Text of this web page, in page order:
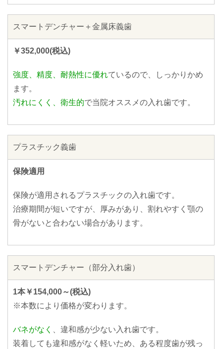
スマートデンチャー＋金属床義歯
￥352,000(税込)
強度、精度、耐熱性に優れているので、しっかりかめ
ます。
汚れにくく、衛生的で当院オススメの入れ歯です。
プラスチック義歯
保険適用
保険が適用されるプラスチックの入れ歯です。
治療期間が短いですが、厚みがあり、割れやすく顎の
骨がないと合わない場合があります。
スマートデンチャー（部分入れ歯）
1本￥154,000～(税込)
※本数により価格が変わります。
バネがなく
、違和感が少ない入れ歯です。
装着しても違和感がなく軽いため、ある程度歯が残っ